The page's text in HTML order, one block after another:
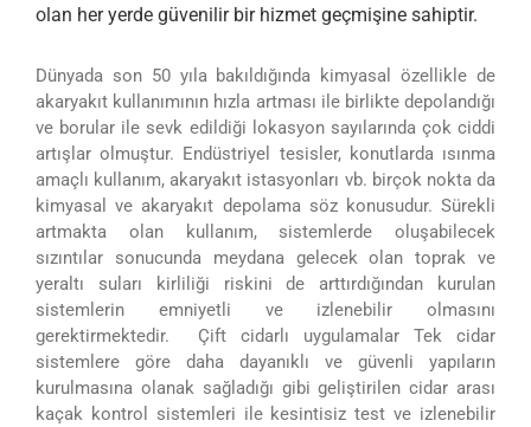
olan her yerde güvenilir bir hizmet geçmişine sahiptir.
Dünyada son 50 yıla bakıldığında kimyasal özellikle de
akaryakıt kullanımının hızla artması ile birlikte depolandığı
ve borular ile sevk edildiği lokasyon sayılarında çok ciddi
artışlar olmuştur. Endüstriyel tesisler, konutlarda ısınma
amaçlı kullanım, akaryakıt istasyonları vb. birçok nokta da
kimyasal ve akaryakıt depolama söz konusudur. Sürekli
artmakta olan kullanım, sistemlerde oluşabilecek
sızıntılar sonucunda meydana gelecek olan toprak ve
yeraltı suları kirliliği riskini de arttırdığından kurulan
sistemlerin emniyetli ve izlenebilir olmasını
gerektirmektedir. Çift cidarlı uygulamalar Tek cidar
sistemlere göre daha dayanıklı ve güvenli yapıların
kurulmasına olanak sağladığı gibi geliştirilen cidar arası
kaçak kontrol sistemleri ile kesintisiz test ve izlenebilir